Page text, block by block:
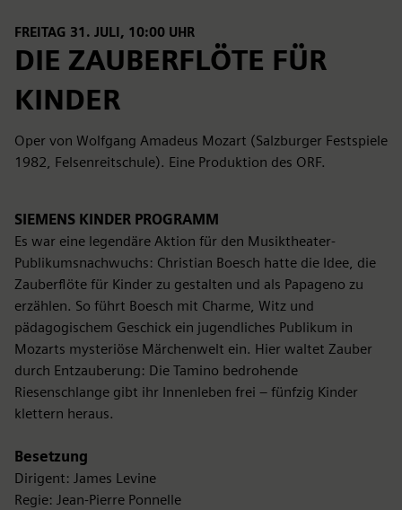
FREITAG 31. JULI, 10:00 UHR
DIE ZAUBERFLÖTE FÜR
KINDER
Oper von Wolfgang Amadeus Mozart (Salzburger Festspiele
1982, Felsenreitschule). Eine Produktion des ORF.
SIEMENS KINDER PROGRAMM
Es war eine legendäre Aktion für den Musiktheater-
Publikumsnachwuchs: Christian Boesch hatte die Idee, die
Zauberflöte für Kinder zu gestalten und als Papageno zu
erzählen. So führt Boesch mit Charme, Witz und
pädagogischem Geschick ein jugendliches Publikum in
Mozarts mysteriöse Märchenwelt ein. Hier waltet Zauber
durch Entzauberung: Die Tamino bedrohende
Riesenschlange gibt ihr Innenleben frei – fünfzig Kinder
klettern heraus.
Besetzung
Dirigent: James Levine
Regie: Jean-Pierre Ponnelle